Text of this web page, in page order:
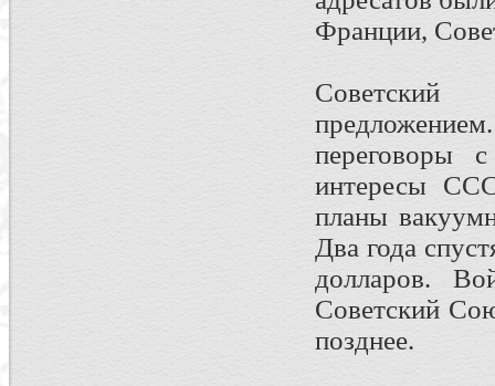
Франции,
переговоры
интересы
планы
Два года
долларов.
Советский
позднее.